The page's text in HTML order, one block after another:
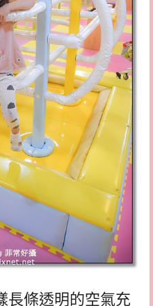
長條透明的空氣充